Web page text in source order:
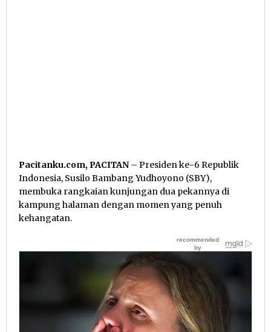
Pacitanku.com, PACITAN – Presiden ke-6 Republik
Indonesia, Susilo Bambang Yudhoyono (SBY),
membuka rangkaian kunjungan dua pekannya di
kampung halaman dengan momen yang penuh
kehangatan.